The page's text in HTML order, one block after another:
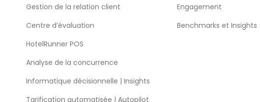
Gestion de la relation client
Centre d’évaluation
HotelRunner POS
Analyse de la concurrence
Informatique décisionnelle | Insights
Tarification automatisée | Autopilot
Engagement
Benchmarks et Insights